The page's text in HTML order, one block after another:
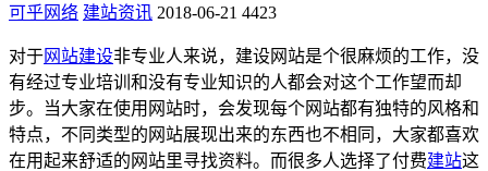
可乎网络 建站资讯 2018-06-21 4423
对于网站建设非专业人来说，建设网站是个很麻烦的工作，没
有经过专业培训和没有专业知识的人都会对这个工作望而却
步。当大家在使用网站时，会发现每个网站都有独特的风格和
特点，不同类型的网站展现出来的东西也不相同，大家都喜欢
在用起来舒适的网站里寻找资料。而很多人选择了付费建站这